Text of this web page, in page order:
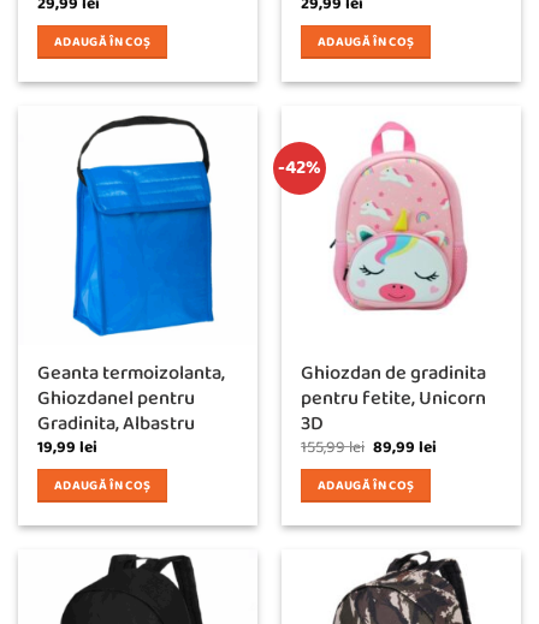
ADAUGĂ ÎN COȘ ADAUGĂ ÎN COȘ
Geanta termoizolanta,
Ghiozdanel pentru
Gradinita, Albastru
19,99lei
ADAUGĂ ÎN COȘ
-42%
Ghiozdan de gradinita
pentru fetite, Unicorn
3D
155,99lei Prețul
inițial
a
fost:
155,99 lei.
89,99lei
ADAUGĂ ÎN COȘ